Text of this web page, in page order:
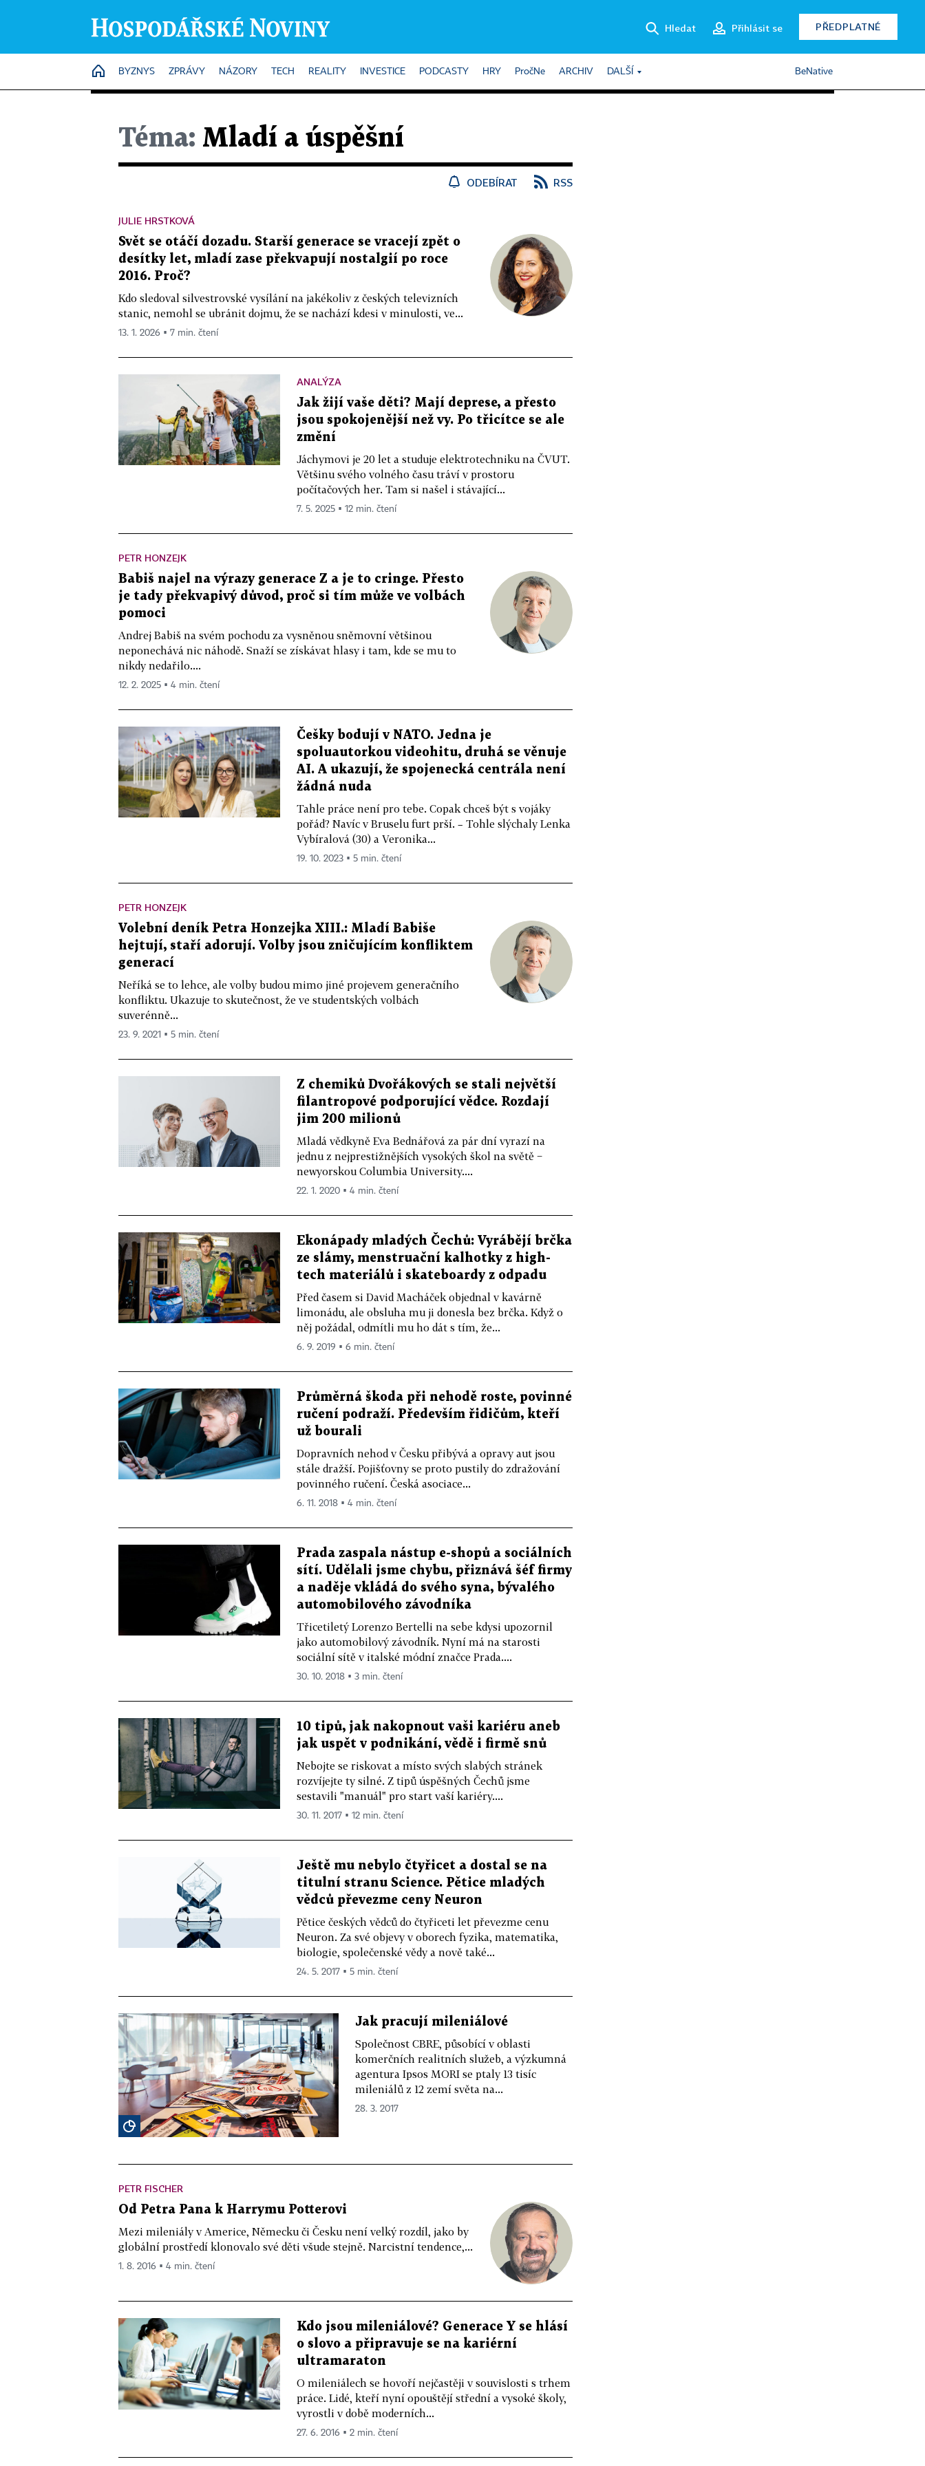
Hledat Přihlásit se PŘEDPLATNÉ
HOME
BYZNYS ZPRÁVY NÁZORY TECH REALITY INVESTICE PODCASTY HRY PročNe ARCHIV DALŠÍ BeNative
Téma: Mladí a úspěšní
ODEBÍRAT RSS
JULIE HRSTKOVÁ
Svět se otáčí dozadu. Starší generace se vracejí zpět o
desítky let, mladí zase překvapují nostalgií po roce
2016. Proč?
Kdo sledoval silvestrovské vysílání na jakékoliv z českých televizních
stanic, nemohl se ubránit dojmu, že se nachází kdesi v minulosti, ve...
13. 1. 2026 ▪ 7 min. čtení
ANALÝZA
Jak žijí vaše děti? Mají deprese, a přesto
jsou spokojenější než vy. Po třicítce se ale
změní
Jáchymovi je 20 let a studuje elektrotechniku na ČVUT.
Většinu svého volného času tráví v prostoru
počítačových her. Tam si našel i stávající...
7. 5. 2025 ▪ 12 min. čtení
PETR HONZEJK
Babiš najel na výrazy generace Z a je to cringe. Přesto
je tady překvapivý důvod, proč si tím může ve volbách
pomoci
Andrej Babiš na svém pochodu za vysněnou sněmovní většinou
neponechává nic náhodě. Snaží se získávat hlasy i tam, kde se mu to
nikdy nedařilo....
12. 2. 2025 ▪ 4 min. čtení
Češky bodují v NATO. Jedna je
spoluautorkou videohitu, druhá se věnuje
AI. A ukazují, že spojenecká centrála není
žádná nuda
Tahle práce není pro tebe. Copak chceš být s vojáky
pořád? Navíc v Bruselu furt prší. – Tohle slýchaly Lenka
Vybíralová (30) a Veronika...
19. 10. 2023 ▪ 5 min. čtení
PETR HONZEJK
Volební deník Petra Honzejka XIII.: Mladí Babiše
hejtují, staří adorují. Volby jsou zničujícím konfliktem
generací
Neříká se to lehce, ale volby budou mimo jiné projevem generačního
konfliktu. Ukazuje to skutečnost, že ve studentských volbách
suverénně...
23. 9. 2021 ▪ 5 min. čtení
Z chemiků Dvořákových se stali největší
filantropové podporující vědce. Rozdají
jim 200 milionů
Mladá vědkyně Eva Bednářová za pár dní vyrazí na
jednu z nejprestižnějších vysokých škol na světě −
newyorskou Columbia University....
22. 1. 2020 ▪ 4 min. čtení
Ekonápady mladých Čechů: Vyrábějí brčka
ze slámy, menstruační kalhotky z high-
tech materiálů i skateboardy z odpadu
Před časem si David Macháček objednal v kavárně
limonádu, ale obsluha mu ji donesla bez brčka. Když o
něj požádal, odmítli mu ho dát s tím, že...
6. 9. 2019 ▪ 6 min. čtení
Průměrná škoda při nehodě roste, povinné
ručení podraží. Především řidičům, kteří
už bourali
Dopravních nehod v Česku přibývá a opravy aut jsou
stále dražší. Pojišťovny se proto pustily do zdražování
povinného ručení. Česká asociace...
6. 11. 2018 ▪ 4 min. čtení
Prada zaspala nástup e-shopů a sociálních
sítí. Udělali jsme chybu, přiznává šéf firmy
a naděje vkládá do svého syna, bývalého
automobilového závodníka
Třicetiletý Lorenzo Bertelli na sebe kdysi upozornil
jako automobilový závodník. Nyní má na starosti
sociální sítě v italské módní značce Prada....
30. 10. 2018 ▪ 3 min. čtení
10 tipů, jak nakopnout vaši kariéru aneb
jak uspět v podnikání, vědě i firmě snů
Nebojte se riskovat a místo svých slabých stránek
rozvíjejte ty silné. Z tipů úspěšných Čechů jsme
sestavili "manuál" pro start vaší kariéry....
30. 11. 2017 ▪ 12 min. čtení
Ještě mu nebylo čtyřicet a dostal se na
titulní stranu Science. Pětice mladých
vědců převezme ceny Neuron
Pětice českých vědců do čtyřiceti let převezme cenu
Neuron. Za své objevy v oborech fyzika, matematika,
biologie, společenské vědy a nově také...
24. 5. 2017 ▪ 5 min. čtení
Jak pracují mileniálové
Společnost CBRE, působící v oblasti
komerčních realitních služeb, a výzkumná
agentura Ipsos MORI se ptaly 13 tisíc
mileniálů z 12 zemí světa na...
28. 3. 2017
PETR FISCHER
Od Petra Pana k Harrymu Potterovi
Mezi mileniály v Americe, Německu či Česku není velký rozdíl, jako by
globální prostředí klonovalo své děti všude stejně. Narcistní tendence,...
1. 8. 2016 ▪ 4 min. čtení
Kdo jsou mileniálové? Generace Y se hlásí
o slovo a připravuje se na kariérní
ultramaraton
O mileniálech se hovoří nejčastěji v souvislosti s trhem
práce. Lidé, kteří nyní opouštějí střední a vysoké školy,
vyrostli v době moderních...
27. 6. 2016 ▪ 2 min. čtení